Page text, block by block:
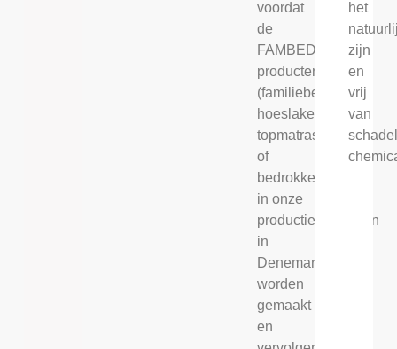
voordat
de
FAMBED®
producten
(familiebed,
hoeslakens,
topmatrassen
of
bedrokken)
in onze
productiefaciliteiten
in
Denemarken
worden
gemaakt
en
het
zijn
en
vrij
van